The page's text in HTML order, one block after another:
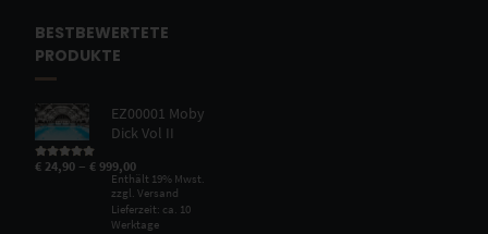
BESTBEWERTETE
PRODUKTE
EZ00001 Moby
Dick Vol II
Bewertet mit
von 5
€ 24,90 –€ 999,00
Enthält 19% Mwst.
zzgl.Versand
Lieferzeit: ca. 10
Werktage